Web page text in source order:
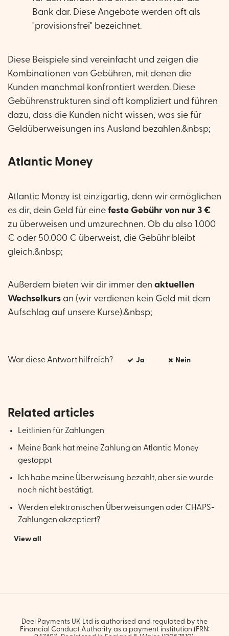
Bank dar. Diese Angebote werden oft als
"provisionsfrei" bezeichnet.
Diese Beispiele sind vereinfacht und zeigen die
Kombinationen von Gebühren, mit denen die
Kunden manchmal konfrontiert werden. Diese
Gebührenstrukturen sind oft kompliziert und führen
dazu, dass die Kunden nicht wissen, was sie für
Geldüberweisungen ins Ausland bezahlen.&nbsp;
Atlantic Money
Atlantic Money ist einzigartig, denn wir ermöglichen
es dir, dein Geld für eine feste Gebühr von nur 3 €
zu überweisen und umzurechnen. Ob du also 1.000
€ oder 50.000 € überweist, die Gebühr bleibt
gleich.&nbsp;
Außerdem bieten wir dir immer den aktuellen
Wechselkurs an (wir verdienen kein Geld mit dem
Aufschlag auf unsere Kurse).&nbsp;
War diese Antwort hilfreich? Ja Nein
Related articles
Leitlinien für Zahlungen
Meine Bank hat meine Zahlung an Atlantic Money
gestoppt
Ich habe meine Überweisung bezahlt, aber sie wurde
noch nicht bestätigt.
Werden elektronischen Überweisungen oder CHAPS-
Zahlungen akzeptiert?
View all
Deel Payments UK Ltd is authorised and regulated by the
Financial Conduct Authority as a payment institution (FRN: